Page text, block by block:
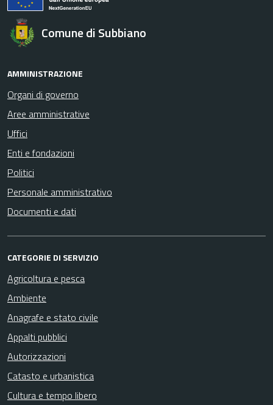
Comune di Subbiano
AMMINISTRAZIONE
Organi di governo
Aree amministrative
Uffici
Enti e fondazioni
Politici
Personale amministrativo
Documenti e dati
CATEGORIE DI SERVIZIO
Agricoltura e pesca
Ambiente
Anagrafe e stato civile
Appalti pubblici
Autorizzazioni
Catasto e urbanistica
Cultura e tempo libero